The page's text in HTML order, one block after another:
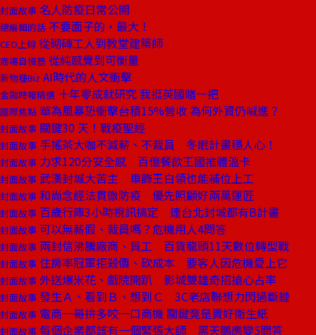
封面故事 名人防疫日常公開
總編輯的話 不要面子的，最大！
CEO上線 從砌磚工人到教堂建築師
商場自慢塾 從純感覺到可衡量
新物種Biz AI時代的人文衝擊
金融時報精選 十年零成就研究 我挺英國賭一把
國際焦點 華為風暴恐衝擊台積15%營收 為何外資仍喊進？
封面故事 關鍵30 天！戰疫聖經
封面故事 手搖茶大咖不減薪、不裁員 冬眠計畫穩人心！
封面故事 力求120分安全感 百億餐飲王國推體溫卡
封面故事 武漢封城大苦主 車飾王白領也能補位上工
封面故事 和尚念經法貫徹防疫 優先照顧好兩萬運匠
封面故事 百歲行庫3小時視訊搞定 連台北封城都有B計畫
封面故事 可以無薪假、裁員嗎？危機用人4問答
封面故事 兩封信沸騰廠商、員工 百貨龍頭11天數位轉型戰
封面故事 住房率冠軍拒殺價、砍成本 要客人因危機愛上它
封面故事 外送爆米花、戲院開趴 影城雙雄奇招搶心占率
封面故事 發生Ａ、看到Ｂ、想到Ｃ 3C老店聯想力閃過斷鏈
封面故事 電商一哥拚多咬一口商機 關鍵竟是賣好衛生紙
封面故事 每個企業都該有一個緊張大師 黑天鵝應變5問答